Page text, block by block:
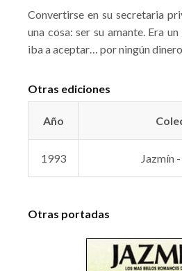
Convertirse en su secretaria
una cosa: ser su amante. Era
iba a aceptar… por ningún
Otras ediciones
Año
1993 Jazmín
Otras portadas